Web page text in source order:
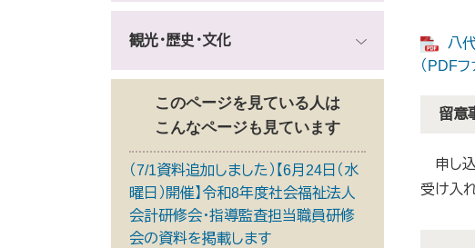
八
（PDFフ
留意
申し込
受け入
観光・歴史・文化
このページを見ている人は
こんなページも見ています
（7/1資料追加しました）【6月24日（水
曜日）開催】令和8年度社会福祉法人
会計研修会・指導監査担当職員研修
会の資料を掲載します